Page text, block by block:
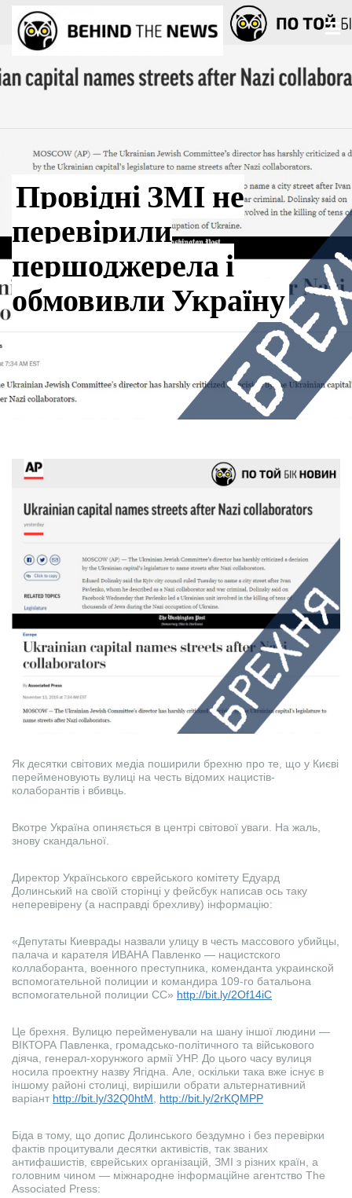
Провідні ЗМІ не
перевірили
першоджерела і
обмовивли Україну
Як десятки світових медіа поширили брехню про те, що у Києві
перейменовують вулиці на честь відомих нацистів-
колаборантів і вбивць.
Вкотре Україна опиняється в центрі світової уваги. На жаль,
знову скандальної.
Директор Українського єврейського комітету Едуард
Долинський на своїй сторінці у фейсбук написав ось таку
неперевірену (а насправді брехливу) інформацію:
«Депутаты Киеврады назвали улицу в честь массового убийцы,
палача и карателя ИВАНА Павленко — нацистского
коллаборанта, военного преступника, коменданта украинской
вспомогательной полиции и командира 109-го батальона
вспомогательной полиции СС» http://bit.ly/2Of14iC
Це брехня. Вулицю перейменували на шану іншої людини —
ВІКТОРА Павленка, громадсько-політичного та військового
діяча, генерал-хорунжого армії УНР. До цього часу вулиця
носила проектну назву Ягідна. Але, оскільки така вже існує в
іншому районі столиці, вирішили обрати альтернативний
варіант http://bit.ly/32Q0htM, http://bit.ly/2rKQMPP
Біда в тому, що допис Долинського бездумно і без перевірки
фактів процитували десятки активістів, так званих
антифашистів, єврейських організацій, ЗМІ з різних країн, а
головним чином — міжнародне інформаційне агентство The
Associated Press: